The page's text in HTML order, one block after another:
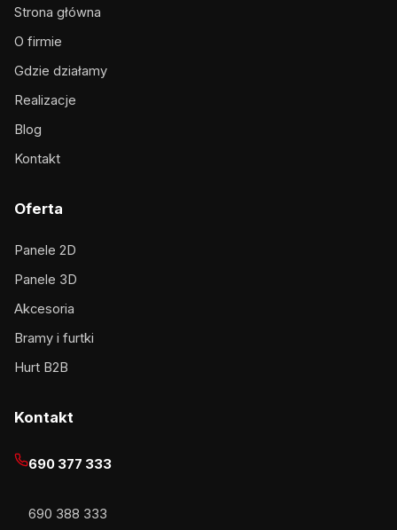
Strona główna
O firmie
Gdzie działamy
Realizacje
Blog
Kontakt
Oferta
Panele 2D
Panele 3D
Akcesoria
Bramy i furtki
Hurt B2B
Kontakt
690 377 333
690 388 333